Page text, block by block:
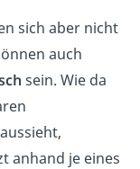
sich aber nicht
auch
sein. Wie da
anhand je eines